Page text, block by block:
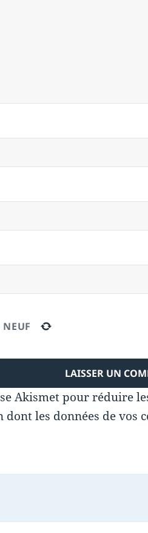
NEUF
Akismet pour réduire
dont les données de vos